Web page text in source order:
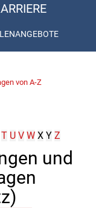
von A-Z
T U V W X Y Z
und